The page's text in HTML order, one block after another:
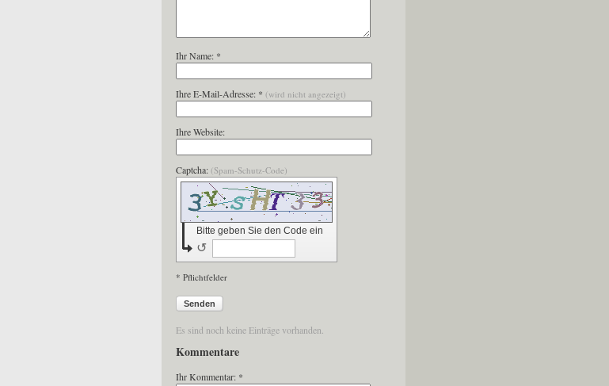
Ihr Name: *
Ihre E-Mail-Adresse: * (wird nicht angezeigt)
Ihre Website:
Captcha: (Spam-Schutz-Code)
Bitte geben Sie den Code ein
↺
* Pflichtfelder
Senden
Es sind noch keine Einträge vorhanden.
Kommentare
Ihr Kommentar: *